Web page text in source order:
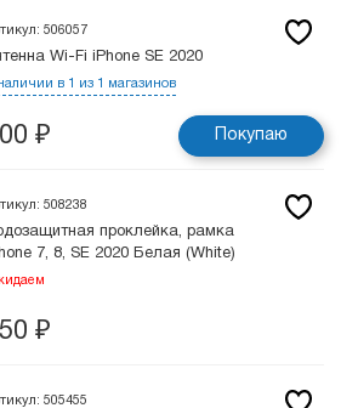
506057
Wi-Fi iPhone SE 2020
в 1 из 1 магазинов
₽ Покупаю
508238
проклейка, рамка
7, 8, SE 2020 Белая (White)
₽
505455